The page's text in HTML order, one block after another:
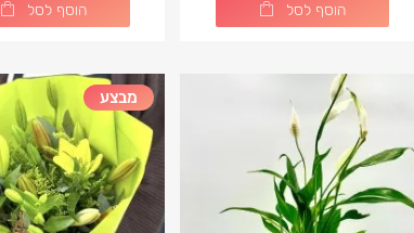
הוסף לסל הוסף לסל
מבצע